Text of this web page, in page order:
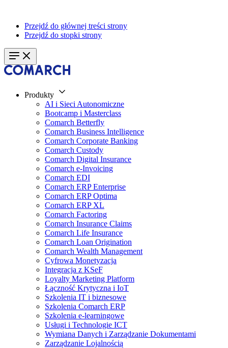
Przejdź do głównej treści strony
Przejdź do stopki strony
Produkty
AI i Sieci Autonomiczne
Bootcamp i Masterclass
Comarch Betterfly
Comarch Business Intelligence
Comarch Corporate Banking
Comarch Custody
Comarch Digital Insurance
Comarch e-Invoicing
Comarch EDI
Comarch ERP Enterprise
Comarch ERP Optima
Comarch ERP XL
Comarch Factoring
Comarch Insurance Claims
Comarch Life Insurance
Comarch Loan Origination
Comarch Wealth Management
Cyfrowa Monetyzacja
Integracja z KSeF
Loyalty Marketing Platform
Łączność Krytyczna i IoT
Szkolenia IT i biznesowe
Szkolenia Comarch ERP
Szkolenia e-learningowe
Usługi i Technologie ICT
Wymiana Danych i Zarządzanie Dokumentami
Zarządzanie Lojalnością